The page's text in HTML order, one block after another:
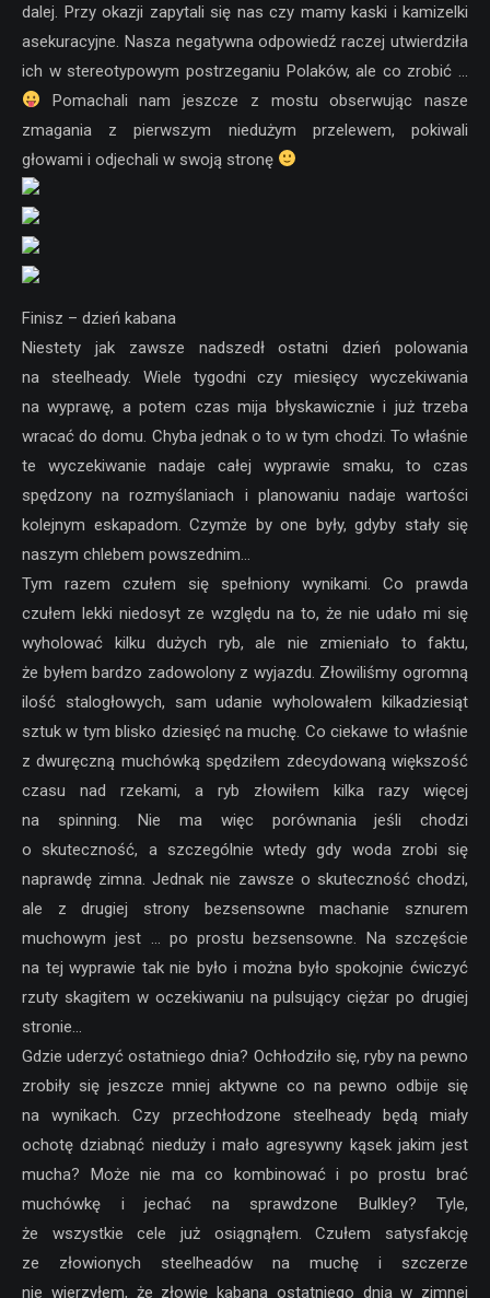
dalej. Przy okazji zapytali się nas czy mamy kaski i kamizelki
asekuracyjne. Nasza negatywna odpowiedź raczej utwierdziła
ich w stereotypowym postrzeganiu Polaków, ale co zrobić …
Pomachali nam jeszcze z mostu obserwując nasze
zmagania z pierwszym niedużym przelewem, pokiwali
głowami i odjechali w swoją stronę
Finisz – dzień kabana
Niestety jak zawsze nadszedł ostatni dzień polowania
na steelheady. Wiele tygodni czy miesięcy wyczekiwania
na wyprawę, a potem czas mija błyskawicznie i już trzeba
wracać do domu. Chyba jednak o to w tym chodzi. To właśnie
te wyczekiwanie nadaje całej wyprawie smaku, to czas
spędzony na rozmyślaniach i planowaniu nadaje wartości
kolejnym eskapadom. Czymże by one były, gdyby stały się
naszym chlebem powszednim…
Tym razem czułem się spełniony wynikami. Co prawda
czułem lekki niedosyt ze względu na to, że nie udało mi się
wyholować kilku dużych ryb, ale nie zmieniało to faktu,
że byłem bardzo zadowolony z wyjazdu. Złowiliśmy ogromną
ilość stalogłowych, sam udanie wyholowałem kilkadziesiąt
sztuk w tym blisko dziesięć na muchę. Co ciekawe to właśnie
z dwuręczną muchówką spędziłem zdecydowaną większość
czasu nad rzekami, a ryb złowiłem kilka razy więcej
na spinning. Nie ma więc porównania jeśli chodzi
o skuteczność, a szczególnie wtedy gdy woda zrobi się
naprawdę zimna. Jednak nie zawsze o skuteczność chodzi,
ale z drugiej strony bezsensowne machanie sznurem
muchowym jest … po prostu bezsensowne. Na szczęście
na tej wyprawie tak nie było i można było spokojnie ćwiczyć
rzuty skagitem w oczekiwaniu na pulsujący ciężar po drugiej
stronie…
Gdzie uderzyć ostatniego dnia? Ochłodziło się, ryby na pewno
zrobiły się jeszcze mniej aktywne co na pewno odbije się
na wynikach. Czy przechłodzone steelheady będą miały
ochotę dziabnąć nieduży i mało agresywny kąsek jakim jest
mucha? Może nie ma co kombinować i po prostu brać
muchówkę i jechać na sprawdzone Bulkley? Tyle,
że wszystkie cele już osiągnąłem. Czułem satysfakcję
ze złowionych steelheadów na muchę i szczerze
nie wierzyłem, że złowię kabana ostatniego dnia w zimnej